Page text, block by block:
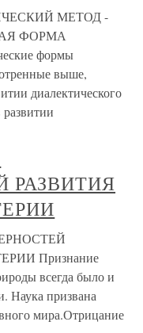
МЕТОД -
ФОРМА
формы
выше,
диалектического
РАЗВИТИЯ
Признание
всегда было и
Наука призвана
мира.Отрицание